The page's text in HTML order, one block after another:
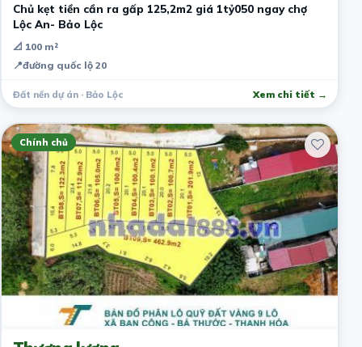
Chủ kẹt tiền cần ra gấp 125,2m2 giá 1tỷ050 ngay chợ
Lộc An- Bảo Lộc
📐 100 m²
📍đường quốc lộ 20
Đất nền dự án · Bảo Lộc Xem chi tiết →
Chính chủ
3 năm trước